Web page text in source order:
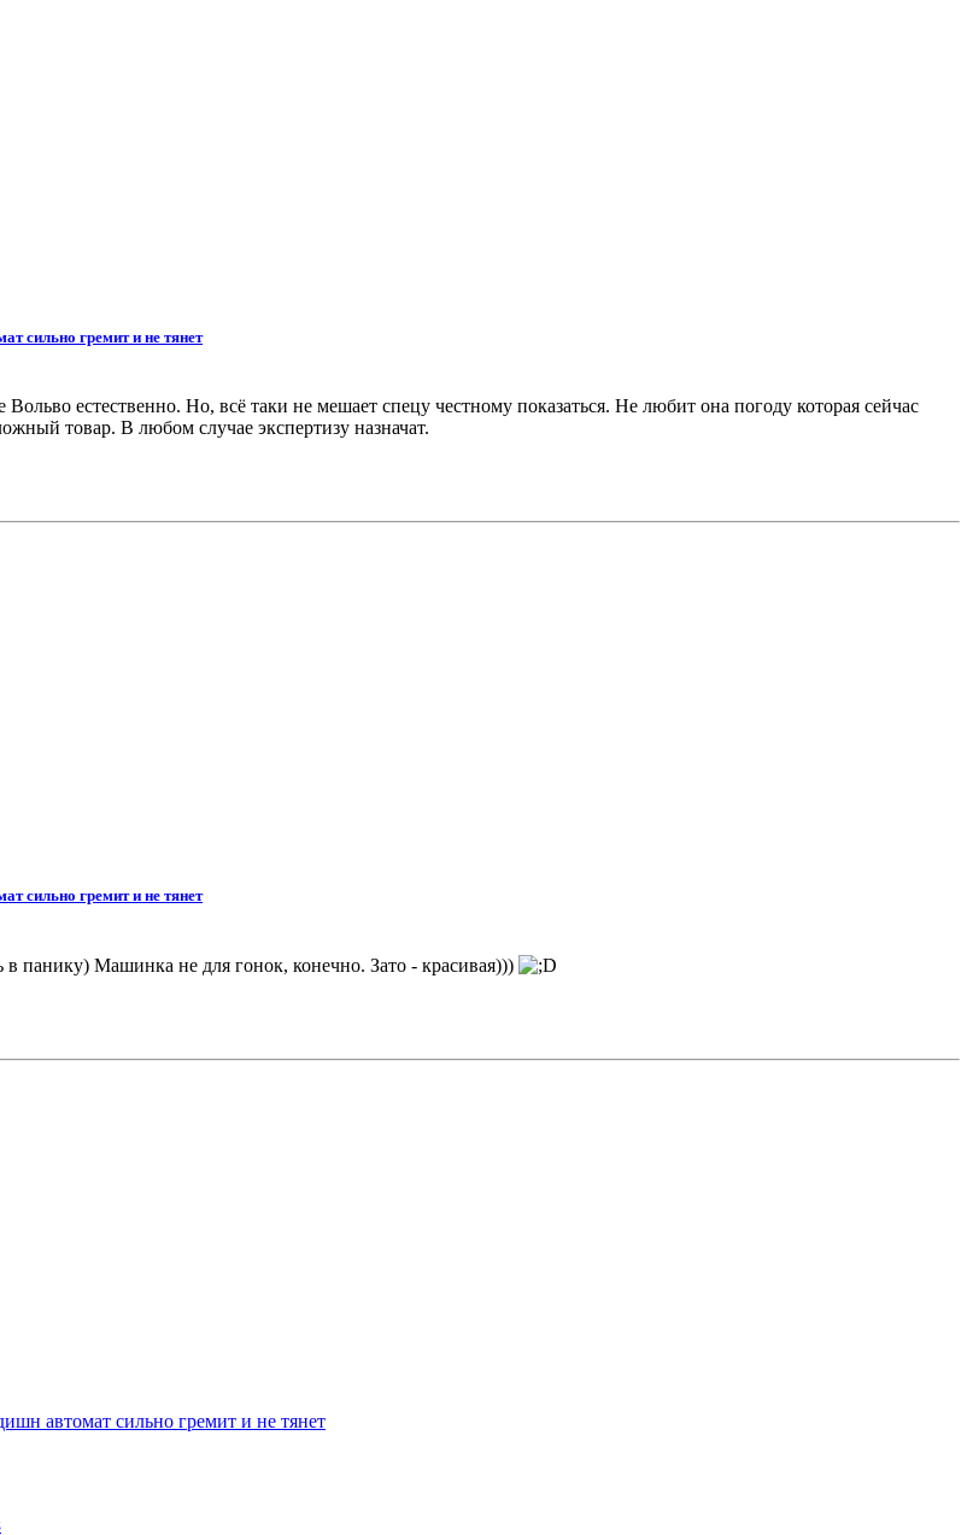
сильно гремит и не тянет
естественно. Но, всё таки не мешает спецу честному показаться. Не любит она погоду которая сейчас
товар. В любом случае экспертизу назначат.
сильно гремит и не тянет
панику) Машинка не для гонок, конечно. Зато - красивая)))
автомат сильно гремит и не тянет